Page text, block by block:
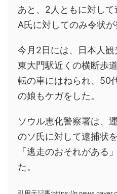
あと、2人ともに対して
A氏に対してのみ令状が
今月2日には、日本人観
東大門駅近くの横断歩
転の車にはねられ、50
の娘もケガをした。
ソウル恵化警察署は、
のソ氏に対して逮捕状
「逃走のおそれがある
た。